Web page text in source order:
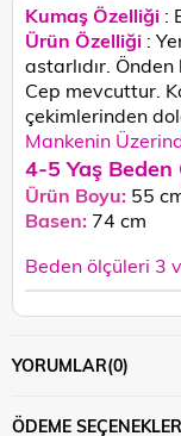
Kumaş Özelliği :
Ürün Özelliği :
astarlıdır.
Cep mevcuttur.
çekimlerinden
Mankenin
4-5 Yaş Beden
Ürün Boyu: 55
Basen: 74 cm
Beden ölçüleri 3
YORUMLAR(0)
ÖDEME